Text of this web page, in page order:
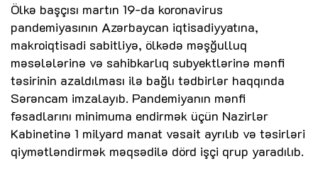
Ölkə başçısı martın 19-da koronavirus
pandemiyasının Azərbaycan iqtisadiyyatına,
makroiqtisadi sabitliyə, ölkədə məşğulluq
məsələlərinə və sahibkarlıq subyektlərinə mənfi
təsirinin azaldılması ilə bağlı tədbirlər haqqında
Sərəncam imzalayıb. Pandemiyanın mənfi
fəsadlarını minimuma endirmək üçün Nazirlər
Kabinetinə 1 milyard manat vəsait ayrılıb və təsirləri
qiymətləndirmək məqsədilə dörd işçi qrup yaradılıb.